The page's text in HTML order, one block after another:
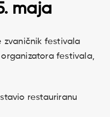
maja
zvaničnik festivala
festivala,
restauriranu